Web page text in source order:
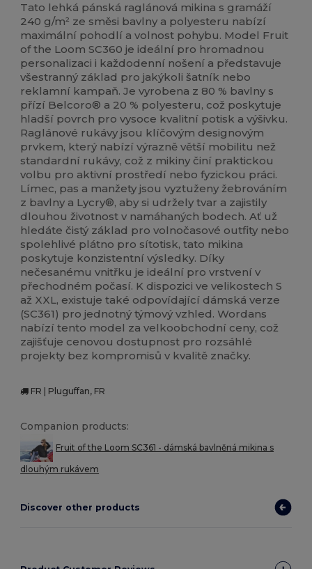
Tato lehká pánská raglánová mikina s gramáží
240 g/m² ze směsi bavlny a polyesteru nabízí
maximální pohodlí a volnost pohybu. Model Fruit
of the Loom SC360 je ideální pro hromadnou
personalizaci i každodenní nošení a představuje
všestranný základ pro jakýkoli šatník nebo
reklamní kampaň. Je vyrobena z 80 % bavlny s
přízí Belcoro® a 20 % polyesteru, což poskytuje
hladší povrch pro vysoce kvalitní potisk a výšivku.
Raglánové rukávy jsou klíčovým designovým
prvkem, který nabízí výrazně větší mobilitu než
standardní rukávy, což z mikiny činí praktickou
volbu pro aktivní prostředí nebo fyzickou práci.
Límec, pas a manžety jsou vyztuženy žebrováním
z bavlny a Lycry®, aby si udržely tvar a zajistily
dlouhou životnost v namáhaných bodech. Ať už
hledáte čistý základ pro volnočasové outfity nebo
spolehlivé plátno pro sítotisk, tato mikina
poskytuje konzistentní výsledky. Díky
nečesanému vnitřku je ideální pro vrstvení v
přechodném počasí. K dispozici ve velikostech S
až XXL, existuje také odpovídající dámská verze
(SC361) pro jednotný týmový vzhled. Wordans
nabízí tento model za velkoobchodní ceny, což
zajišťuje cenovou dostupnost pro rozsáhlé
projekty bez kompromisů v kvalitě značky.
FR | Pluguffan, FR
Companion products:
Fruit of the Loom SC361 - dámská bavlněná mikina s
dlouhým rukávem
Discover other products